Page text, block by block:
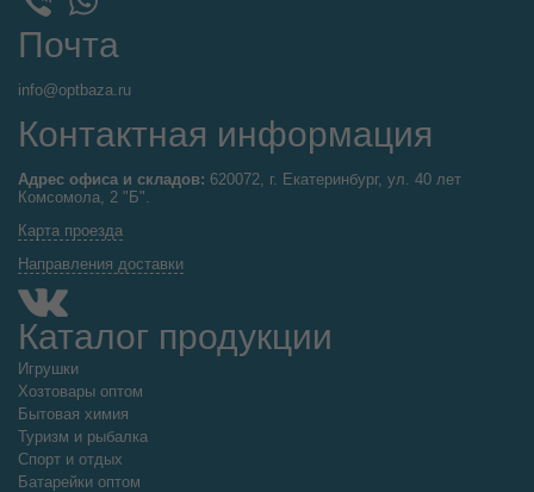
Почта
info@optbaza.ru
Контактная информация
Адрес офиса и складов: 620072, г. Екатеринбург, ул. 40 лет
Комсомола, 2 "Б".
Карта проезда
Направления доставки
Каталог продукции
Игрушки
Хозтовары оптом
Бытовая химия
Туризм и рыбалка
Спорт и отдых
Батарейки оптом